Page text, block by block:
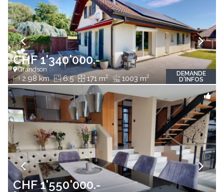
CHF 1'340'000.-
Grandson
2.98 km 6.5 171 m2 1003 m2
DEMANDE
D'INFOS
CHF 1'550'000.-